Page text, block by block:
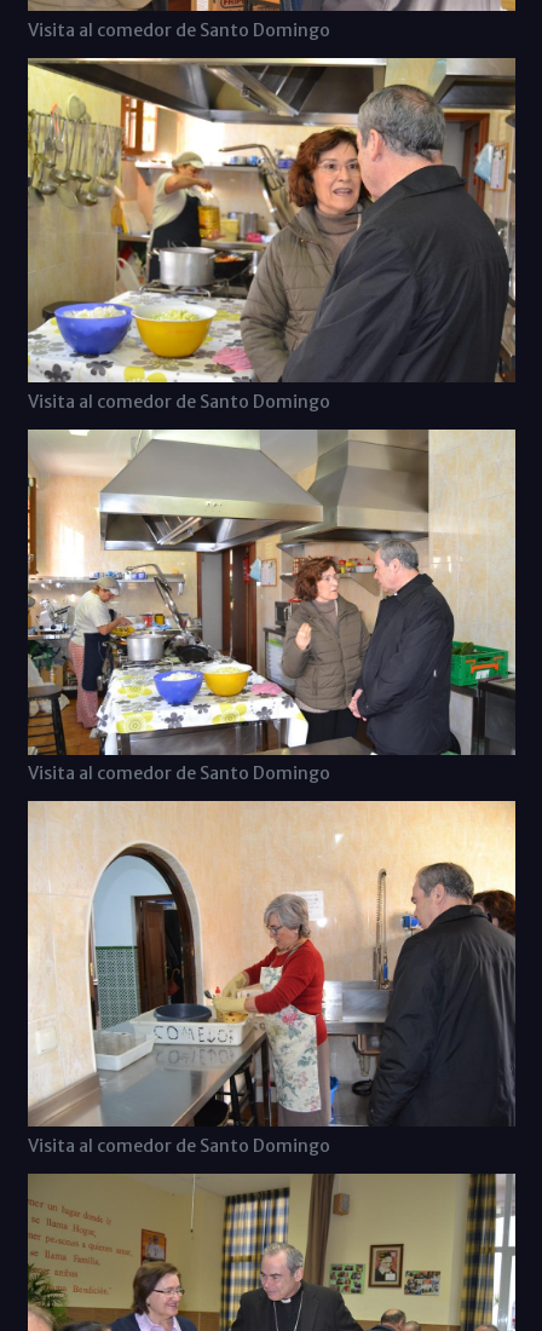
Visita al comedor de Santo Domingo
Visita al comedor de Santo Domingo
Visita al comedor de Santo Domingo
Visita al comedor de Santo Domingo